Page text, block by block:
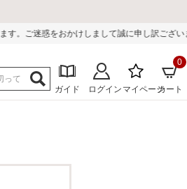
して誠に申し訳ございません。
ガイド ログイン マイページカート
0